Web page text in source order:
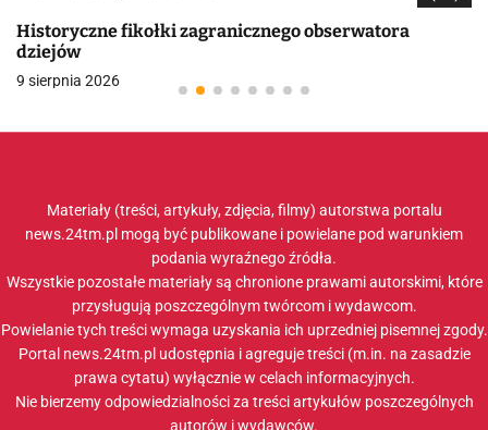
Historyczne fikołki zagranicznego obserwatora
dziejów
9 sierpnia 2026
Materiały (treści, artykuły, zdjęcia, filmy) autorstwa portalu
news.24tm.pl mogą być publikowane i powielane pod warunkiem
podania wyraźnego źródła.
Wszystkie pozostałe materiały są chronione prawami autorskimi, które
przysługują poszczególnym twórcom i wydawcom.
Powielanie tych treści wymaga uzyskania ich uprzedniej pisemnej zgody.
Portal news.24tm.pl udostępnia i agreguje treści (m.in. na zasadzie
prawa cytatu) wyłącznie w celach informacyjnych.
Nie bierzemy odpowiedzialności za treści artykułów poszczególnych
autorów i wydawców.